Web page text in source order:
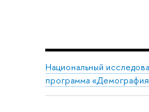
Национальный
программа